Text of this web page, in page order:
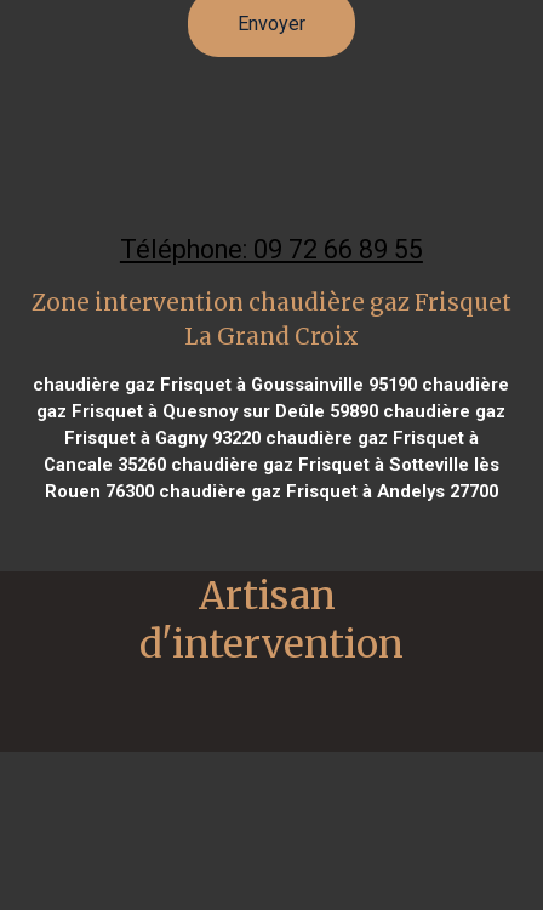
Téléphone: 09 72 66 89 55
Zone intervention chaudière gaz Frisquet
La Grand Croix
chaudière gaz Frisquet à Goussainville 95190 chaudière
gaz Frisquet à Quesnoy sur Deûle 59890 chaudière gaz
Frisquet à Gagny 93220chaudière gaz Frisquet à
Cancale 35260chaudière gaz Frisquet à Sotteville lès
Rouen 76300chaudière gaz Frisquet à Andelys 27700
Artisan
d'intervention